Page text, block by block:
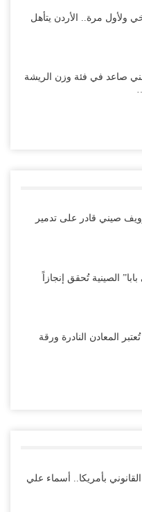
ولأول مرة.. الأردن يتأهل
صاعد في فئة وزن الريشة
صيني قادر على تدمير
الصينية تُحقق إنجازاً
المعادن النادرة ورقة
بأمريكا.. أسماء علي